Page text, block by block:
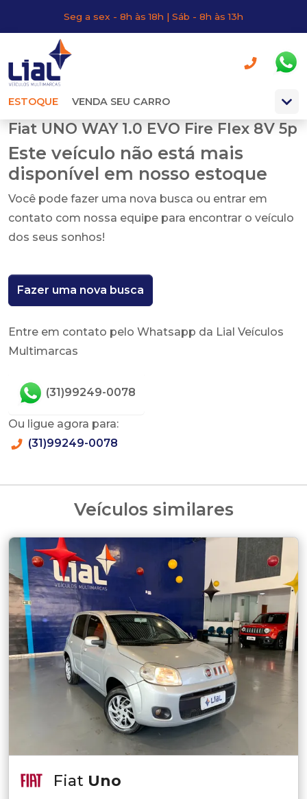
Seg a sex - 8h às 18h | Sáb - 8h às 13h
ESTOQUE VENDA SEU CARRO
Fiat UNO WAY 1.0 EVO Fire Flex 8V 5p
Este veículo não está mais
disponível em nosso estoque
Você pode fazer uma nova busca ou entrar em
contato com nossa equipe para encontrar o veículo
dos seus sonhos!
Fazer uma nova busca
Entre em contato pelo Whatsapp da Lial Veículos
Multimarcas
(31)99249-0078
Ou ligue agora para:
(31)99249-0078
Veículos similares
Fiat Uno